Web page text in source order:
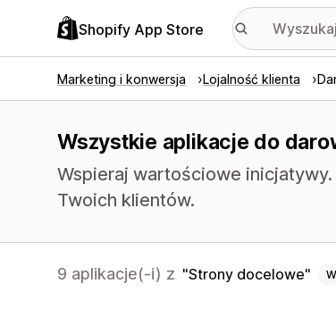
Shopify App Store
Marketing i konwersja Lojalność klienta
Wszystkie aplikacje do
Wspieraj wartościowe
Twoich klientów.
9 aplikacje(-i) z Strony docelowe